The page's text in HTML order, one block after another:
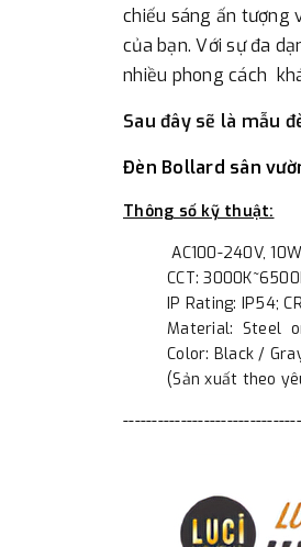
chiếu sáng ấn tượng
của bạn. Với sự đa
nhiều phong cách
Sau đây sẽ là mẫu
Đèn Bollard sân
Thông số kỹ thuật:
AC100-240V, 10W
CCT:
IP Rating: IP54;
Material: Steel
Color: Black /
(Sản xuất theo